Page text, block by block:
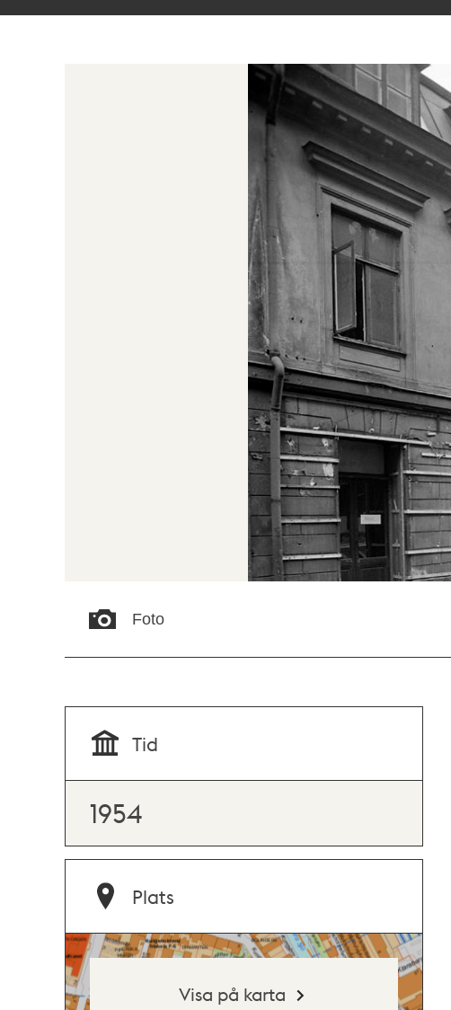
Foto
Tid
1954
Plats
Visa på karta